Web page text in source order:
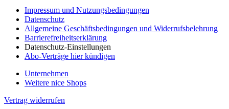
Impressum und Nutzungsbedingungen
Datenschutz
Allgemeine Geschäftsbedingungen und Widerrufsbelehrung
Barrierefreiheitserklärung
Datenschutz-Einstellungen
Abo-Verträge hier kündigen
Unternehmen
Weitere nice Shops
Vertrag widerrufen